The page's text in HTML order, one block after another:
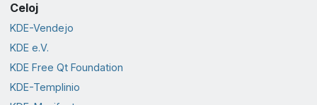
Celoj
KDE-Vendejo
KDE e.V.
KDE Free Qt Foundation
KDE-Templinio